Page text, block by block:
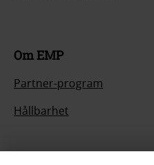
Om EMP
Partner-program
Hållbarhet